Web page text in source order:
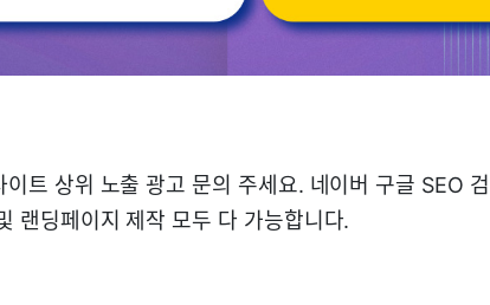
트 상위 노출 광고 문의 주세요. 네이버 구글 SEO
랜딩페이지 제작 모두 다 가능합니다.